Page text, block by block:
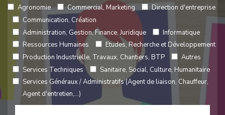
Agronomie Commercial, Marketing
Direction d'entreprise
Communication, Création
Administration, Gestion, Finance, Juridique
Informatique
Ressources Humaines
Etudes, Recherche et Développement
Production Industrielle, Travaux, Chantiers, BTP
Autres
Services Techniques
Sanitaire, Social, Culture, Humanitaire
Services Généraux / Administratifs (Agent de liaison, Chauffeur,
Agent d'entretien,...)